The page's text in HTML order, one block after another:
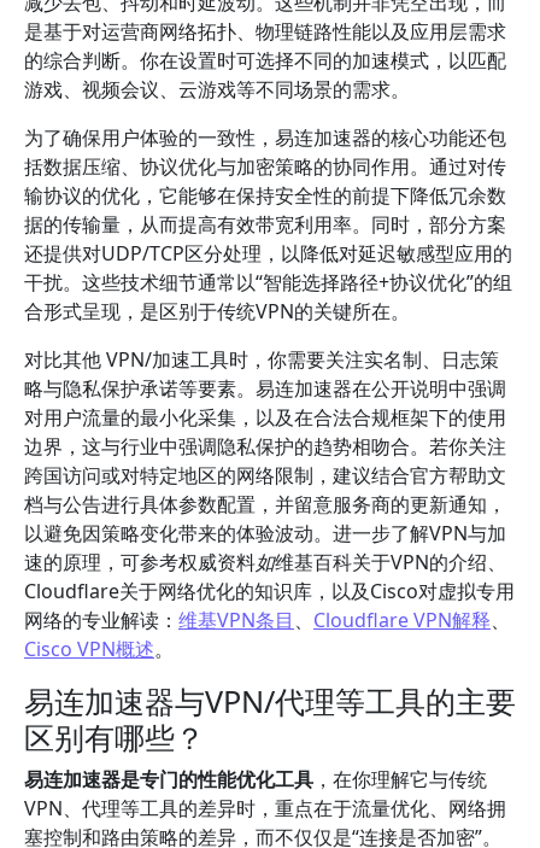
是基于对运营商网络拓扑、物理链路性能以及应用层需求
的综合判断。你在设置时可选择不同的加速模式，以匹配
游戏、视频会议、云游戏等不同场景的需求。
为了确保用户体验的一致性，易连加速器的核心功能还包
括数据压缩、协议优化与加密策略的协同作用。通过对传
输协议的优化，它能够在保持安全性的前提下降低冗余数
据的传输量，从而提高有效带宽利用率。同时，部分方案
还提供对UDP/TCP区分处理，以降低对延迟敏感型应用的
干扰。这些技术细节通常以“智能选择路径+协议优化”的组
合形式呈现，是区别于传统VPN的关键所在。
对比其他 VPN/加速工具时，你需要关注实名制、日志策
略与隐私保护承诺等要素。易连加速器在公开说明中强调
对用户流量的最小化采集，以及在合法合规框架下的使用
边界，这与行业中强调隐私保护的趋势相吻合。若你关注
跨国访问或对特定地区的网络限制，建议结合官方帮助文
档与公告进行具体参数配置，并留意服务商的更新通知，
以避免因策略变化带来的体验波动。进一步了解VPN与加
速的原理，可参考权威资料如维基百科关于VPN的介绍、
Cloudflare关于网络优化的知识库，以及Cisco对虚拟专用
网络的专业解读： 维基VPN条目 、 Cloudflare VPN解释、
Cisco VPN概述。
易连加速器与VPN/代理等工具的主要
区别有哪些？
易连加速器是专门的性能优化工具 ，在你理解它与传统
VPN、代理等工具的差异时，重点在于流量优化、网络拥
塞控制和路由策略的差异，而不仅仅是“连接是否加密”。